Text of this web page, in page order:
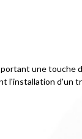
une touche
l'installation d'un